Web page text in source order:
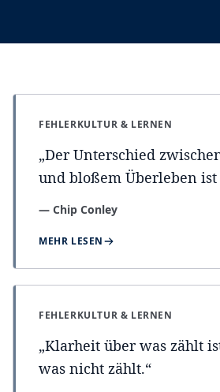
FEHLERKULTUR & LERNEN
„Der Unterschied
und bloßem Überleben
— Chip Conley
MEHR LESEN
FEHLERKULTUR & LERNEN
„Klarheit über was zählt
was nicht zählt.“